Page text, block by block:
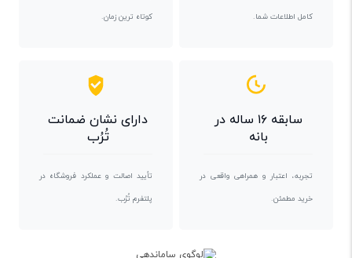
کامل اطلاعات شما. کوتاه ترین زمان.
سابقه ۱۶ ساله در
بانه
تجربه، اعتبار و همراهی واقعی در
خرید مطمئن.
دارای نشان ضمانت
تُرُب
تأیید اصالت و عملکرد فروشگاه در
پلتفرم تُرُب.